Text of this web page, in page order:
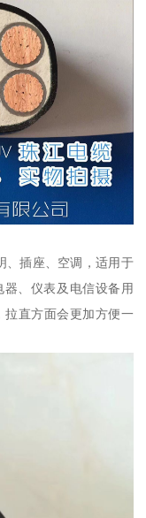
、插座、空调，适用于
器、仪表及电信设备用
拉直方面会更加方便一